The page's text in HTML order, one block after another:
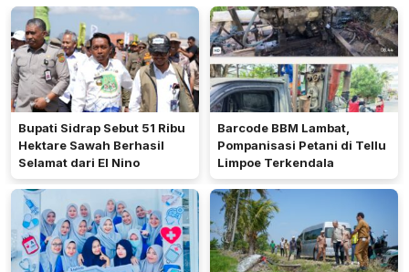
Bupati Sidrap Sebut 51 Ribu
Hektare Sawah Berhasil
Selamat dari El Nino
Barcode BBM Lambat,
Pompanisasi Petani di Tellu
Limpoe Terkendala